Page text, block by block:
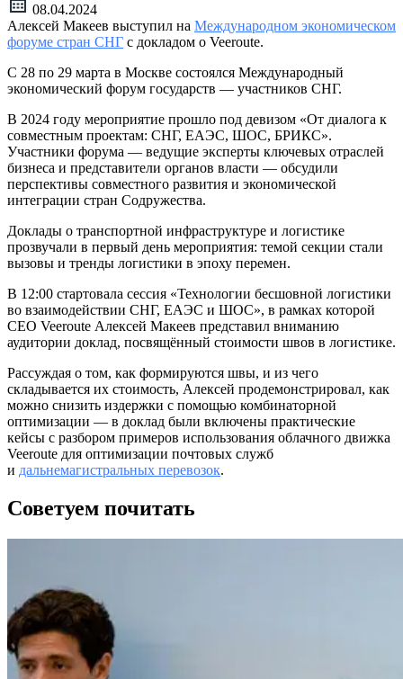
08.04.2024
Алексей Макеев выступил на Международном экономическом
форуме стран СНГ с докладом о Veeroute.
С 28 по 29 марта в Москве состоялся Международный
экономический форум государств — участников СНГ.
В 2024 году мероприятие прошло под девизом «От диалога к
совместным проектам: СНГ, ЕАЭС, ШОС, БРИКС».
Участники форума — ведущие эксперты ключевых отраслей
бизнеса и представители органов власти — обсудили
перспективы совместного развития и экономической
интеграции стран Содружества.
Доклады о транспортной инфраструктуре и логистике
прозвучали в первый день мероприятия: темой секции стали
вызовы и тренды логистики в эпоху перемен.
В 12:00 стартовала сессия «Технологии бесшовной логистики
во взаимодействии СНГ, ЕАЭС и ШОС», в рамках которой
CEO Veeroute Алексей Макеев представил вниманию
аудитории доклад, посвящённый стоимости швов в логистике.
Рассуждая о том, как формируются швы, и из чего
складывается их стоимость, Алексей продемонстрировал, как
можно снизить издержки с помощью комбинаторной
оптимизации — в доклад были включены практические
кейсы с разбором примеров использования облачного движка
Veeroute для оптимизации почтовых служб
и дальнемагистральных перевозок.
Советуем почитать